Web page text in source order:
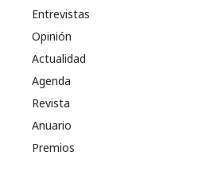
Entrevistas
Opinión
Actualidad
Agenda
Revista
Anuario
Premios